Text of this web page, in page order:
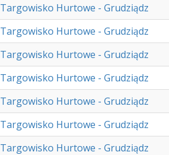
Targowisko Hurtowe - Grudziądz
Targowisko Hurtowe - Grudziądz
Targowisko Hurtowe - Grudziądz
Targowisko Hurtowe - Grudziądz
Targowisko Hurtowe - Grudziądz
Targowisko Hurtowe - Grudziądz
Targowisko Hurtowe - Grudziądz